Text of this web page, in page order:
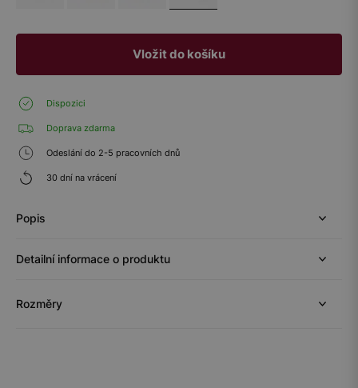
Vložit do košíku
Dispozici
Doprava zdarma
Odeslání do 2-5 pracovních dnů
30 dní na vrácení
Popis
Detailní informace o produktu
Rozměry